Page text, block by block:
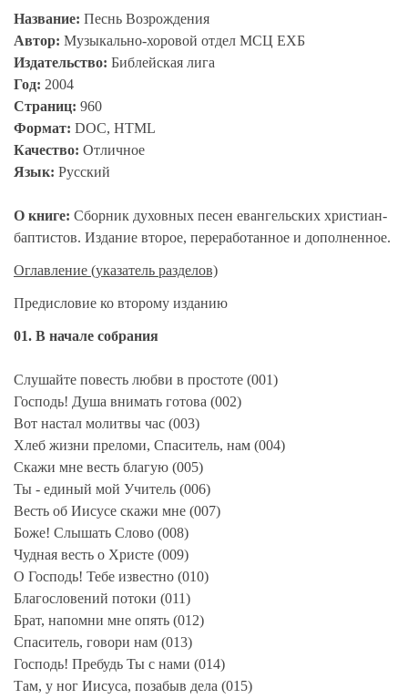
Название: Песнь Возрождения
Автор: Музыкально-хоровой отдел МСЦ ЕХБ
Издательство: Библейская лига
Год: 2004
Страниц: 960
Формат: DOC, HTML
Качество: Отличное
Язык: Русский
О книге: Сборник духовных песен евангельских христиан-
баптистов. Издание второе, переработанное и дополненное.
Оглавление (указатель разделов)
Предисловие ко второму изданию
01. В начале собрания
Слушайте повесть любви в простоте (001)
Господь! Душа внимать готова (002)
Вот настал молитвы час (003)
Хлеб жизни преломи, Спаситель, нам (004)
Скажи мне весть благую (005)
Ты - единый мой Учитель (006)
Весть об Иисусе скажи мне (007)
Боже! Слышать Слово (008)
Чудная весть о Христе (009)
О Господь! Тебе известно (010)
Благословений потоки (011)
Брат, напомни мне опять (012)
Спаситель, говори нам (013)
Господь! Пребудь Ты с нами (014)
Там, у ног Иисуса, позабыв дела (015)